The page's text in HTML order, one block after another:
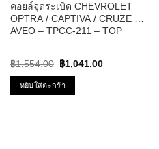
คอยล์จุดระเบิด CHEVROLET
OPTRA / CAPTIVA / CRUZE /
AVEO – TPCC-211 – TOP
฿1,554.00
Original
was:
฿1,554.00.
฿1,041.00Current
หยิบใส่ตะกร้า